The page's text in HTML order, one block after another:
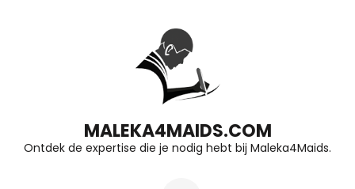
Enter)
MALEKA4MAIDS.COM
Ontdek de expertise die je nodig hebt bij Maleka4Maids.